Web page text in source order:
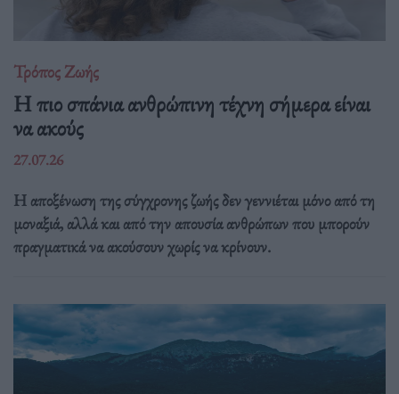
Τρόπος Ζωής
Η πιο σπάνια ανθρώπινη τέχνη σήμερα είναι
να ακούς
27.07.26
Η αποξένωση της σύγχρονης ζωής δεν γεννιέται μόνο από τη
μοναξιά, αλλά και από την απουσία ανθρώπων που μπορούν
πραγματικά να ακούσουν χωρίς να κρίνουν.